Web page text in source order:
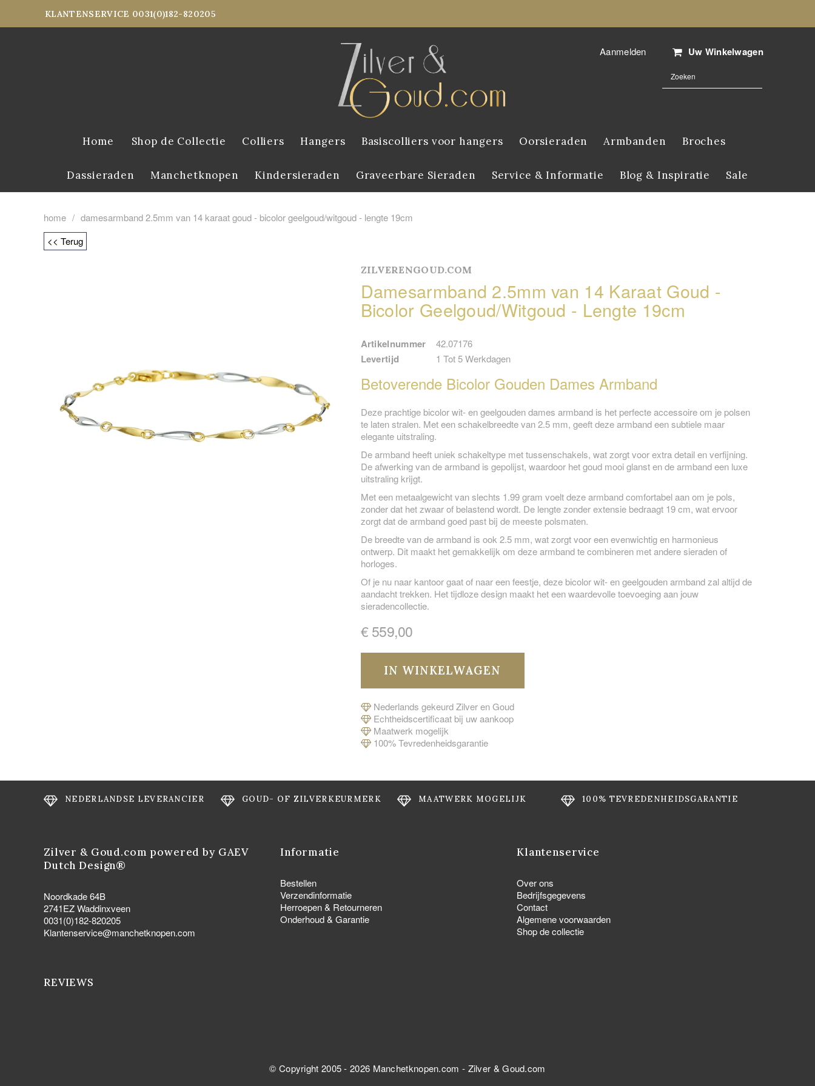
KLANTENSERVICE 0031(0)182-820205
Uw Winkelwagen
Aanmelden
Home Shop de Collectie Colliers Hangers Basiscolliers voor hangers Oorsieraden Armbanden Broches
Dassieraden Manchetknopen Kindersieraden Graveerbare Sieraden Service & Informatie Blog & Inspiratie Sale
home / damesarmband 2.5mm van 14 karaat goud - bicolor geelgoud/witgoud - lengte 19cm
<< Terug
ZILVERENGOUD.COM
Damesarmband 2.5mm van 14 Karaat Goud -
Bicolor Geelgoud/Witgoud - Lengte 19cm
Artikelnummer 42.07176
Levertijd 1 Tot 5 Werkdagen
Betoverende Bicolor Gouden Dames Armband
Deze prachtige bicolor wit- en geelgouden dames armband is het perfecte accessoire om je polsen
te laten stralen. Met een schakelbreedte van 2.5 mm, geeft deze armband een subtiele maar
elegante uitstraling.
De armband heeft uniek schakeltype met tussenschakels, wat zorgt voor extra detail en verfijning.
De afwerking van de armband is gepolijst, waardoor het goud mooi glanst en de armband een luxe
uitstraling krijgt.
Met een metaalgewicht van slechts 1.99 gram voelt deze armband comfortabel aan om je pols,
zonder dat het zwaar of belastend wordt. De lengte zonder extensie bedraagt 19 cm, wat ervoor
zorgt dat de armband goed past bij de meeste polsmaten.
De breedte van de armband is ook 2.5 mm, wat zorgt voor een evenwichtig en harmonieus
ontwerp. Dit maakt het gemakkelijk om deze armband te combineren met andere sieraden of
horloges.
Of je nu naar kantoor gaat of naar een feestje, deze bicolor wit- en geelgouden armband zal altijd de
aandacht trekken. Het tijdloze design maakt het een waardevolle toevoeging aan jouw
sieradencollectie.
€ 559,00
Nederlands gekeurd Zilver en Goud
Echtheidscertificaat bij uw aankoop
Maatwerk mogelijk
100% Tevredenheidsgarantie
NEDERLANDSE LEVERANCIER GOUD- OF ZILVERKEURMERK MAATWERK MOGELIJK 100% TEVREDENHEIDSGARANTIE
Zilver & Goud.com powered by GAEV
Dutch Design®
Noordkade 64B
2741EZ Waddinxveen
0031(0)182-820205
Klantenservice@manchetknopen.com
Informatie
Bestellen
Verzendinformatie
Herroepen & Retourneren
Onderhoud & Garantie
Klantenservice
Over ons
Bedrijfsgegevens
Contact
Algemene voorwaarden
Shop de collectie
REVIEWS
© Copyright 2005 - 2026 Manchetknopen.com - Zilver & Goud.com